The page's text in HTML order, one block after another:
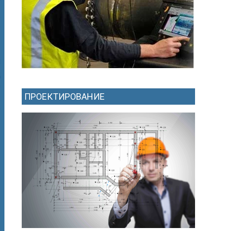
ПРОЕКТИРОВАНИЕ